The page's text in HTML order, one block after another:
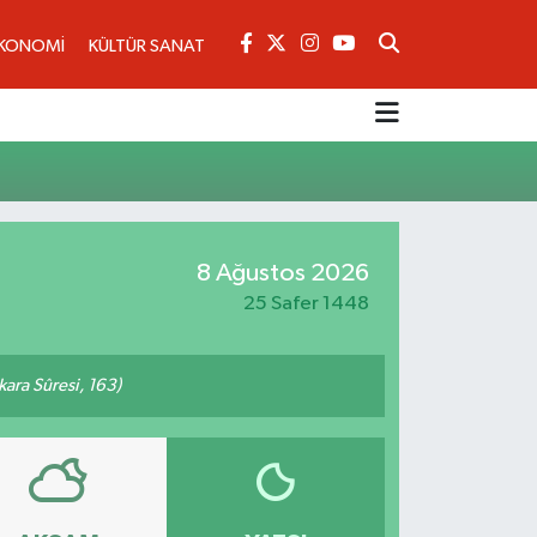
KÜLTÜR SANAT
8 Ağustos 2026
25 Safer 1448
Sûresi, 163)